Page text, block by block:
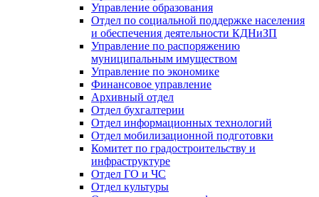
Управление образования
Отдел по социальной поддержке населения
и обеспечения деятельности КДНиЗП
Управление по распоряжению
муниципальным имуществом
Управление по экономике
Финансовое управление
Архивный отдел
Отдел бухгалтерии
Отдел информационных технологий
Отдел мобилизационной подготовки
Комитет по градостроительству и
инфраструктуре
Отдел ГО и ЧС
Отдел культуры